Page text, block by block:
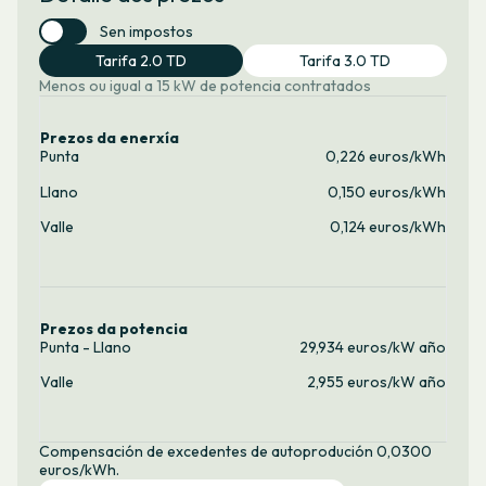
Sen impostos
Tarifa 2.0 TD
Tarifa 3.0 TD
Menos ou igual a 15 kW de potencia contratados
Prezos da enerxía
Punta
0,226 euros/kWh
Llano
0,150 euros/kWh
Valle
0,124 euros/kWh
Prezos da potencia
Punta - Llano
29,934 euros/kW año
Valle
2,955 euros/kW año
Compensación de excedentes de autoprodución 0,0300
euros/kWh.